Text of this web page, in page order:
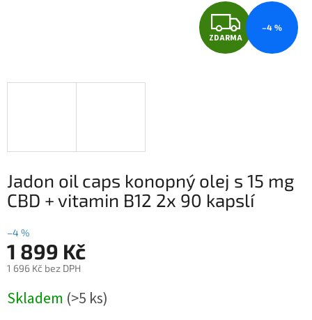
Z
D
A
ZDARMA
–4 %
Jadon oil caps konopný olej s 15 mg
CBD + vitamin B12 2x 90 kapslí
–4 %
1 899 Kč
1 696 Kč bez DPH
cena:
Skladem (>5 ks)